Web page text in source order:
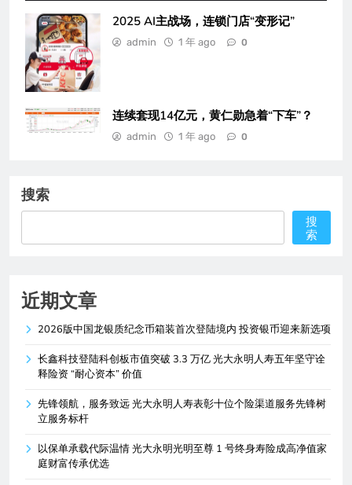
2025 AI主战场，连锁门店“变形记”
admin 1 年 ago 0
连续套现14亿元，黄仁勋急着“下车”？
admin 1 年 ago 0
搜索
搜
索
近期文章
2026版中国龙银质纪念币箱装首次登陆境内 投资银币迎来新选项
长鑫科技登陆科创板市值突破 3.3 万亿 光大永明人寿五年坚守诠
释险资 “耐心资本” 价值
先锋领航，服务致远 光大永明人寿表彰十位个险渠道服务先锋树
立服务标杆
以保单承载代际温情 光大永明光明至尊 1 号终身寿险成高净值家
庭财富传承优选